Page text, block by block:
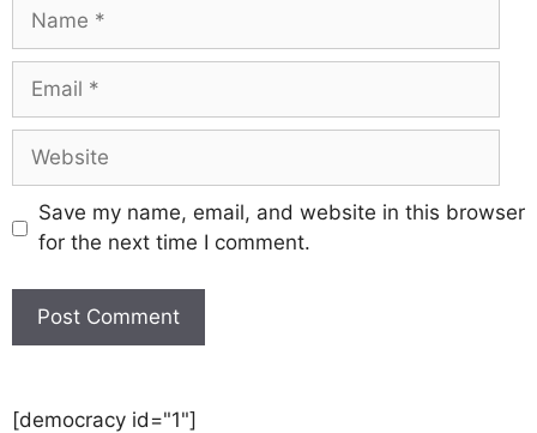
Save my name, email, and website in this browser
for the next time I comment.
[democracy id="1"]